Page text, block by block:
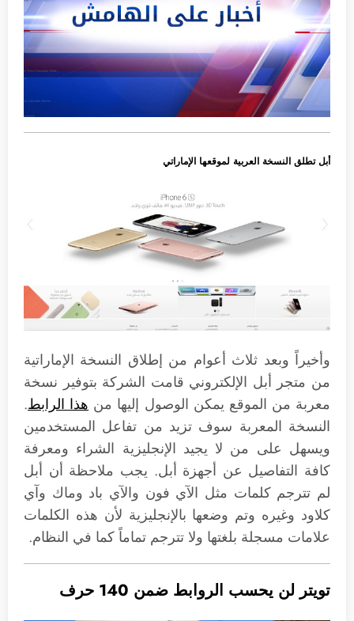
أبل تطلق النسخة العربية لموقعها الإماراتي
وأخيراً وبعد ثلاث أعوام من إطلاق النسخة الإماراتية
من متجر أبل الإلكتروني قامت الشركة بتوفير نسخة
معربة من الموقع يمكن الوصول إليها من هذا الرابط.
النسخة المعربة سوف تزيد من تفاعل المستخدمين
ويسهل على من لا يجيد الإنجليزية الشراء ومعرفة
كافة التفاصيل عن أجهزة أبل. يجب ملاحظة أن أبل
لم تترجم كلمات مثل الآي فون والآي باد وماك وآي
كلاود وغيره وتم وضعها بالإنجليزية لأن هذه الكلمات
علامات مسجلة بلغتها ولا تترجم تماماً كما في النظام.
تويتر لن يحسب الروابط ضمن 140 حرف